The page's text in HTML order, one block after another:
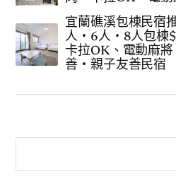
宜蘭礁溪包棟民宿
人‧6人‧8人包棟
卡拉OK、電動麻
善‧親子友善民宿